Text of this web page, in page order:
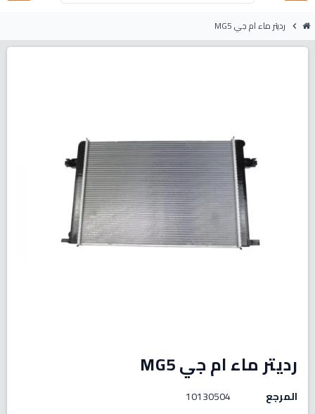
chevron_right رديتر ماء ام جي MG5
رديتر ماء ام جي MG5
المرجع 10130504